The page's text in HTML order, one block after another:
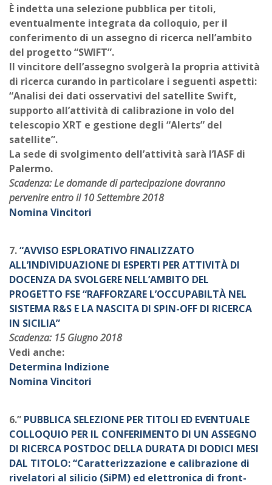
È indetta una selezione pubblica per titoli,
eventualmente integrata da colloquio, per il
conferimento di un assegno di ricerca nell’ambito
del progetto “SWIFT”.
Il vincitore dell’assegno svolgerà la propria attività
di ricerca curando in particolare i seguenti aspetti:
“Analisi dei dati osservativi del satellite Swift,
supporto all’attività di calibrazione in volo del
telescopio XRT e gestione degli “Alerts” del
satellite”.
La sede di svolgimento dell’attività sarà l’IASF di
Palermo.
Scadenza: Le domande di partecipazione dovranno
pervenire entro il 10 Settembre 2018
Nomina Vincitori
7.“AVVISO ESPLORATIVO FINALIZZATO
ALL’INDIVIDUAZIONE DI ESPERTI PER ATTIVITÀ DI
DOCENZA DA SVOLGERE NELL’AMBITO DEL
PROGETTO FSE “RAFFORZARE L’OCCUPABILTÀ NEL
SISTEMA R&S E LA NASCITA DI SPIN-OFF DI RICERCA
IN SICILIA”
Scadenza: 15 Giugno 2018
Vedi anche:
Determina Indizione
Nomina Vincitori
6.” PUBBLICA SELEZIONE PER TITOLI ED EVENTUALE
COLLOQUIO PER IL CONFERIMENTO DI UN ASSEGNO
DI RICERCA POSTDOC DELLA DURATA DI DODICI MESI
DAL TITOLO: “Caratterizzazione e calibrazione di
rivelatori al silicio (SiPM) ed elettronica di front-